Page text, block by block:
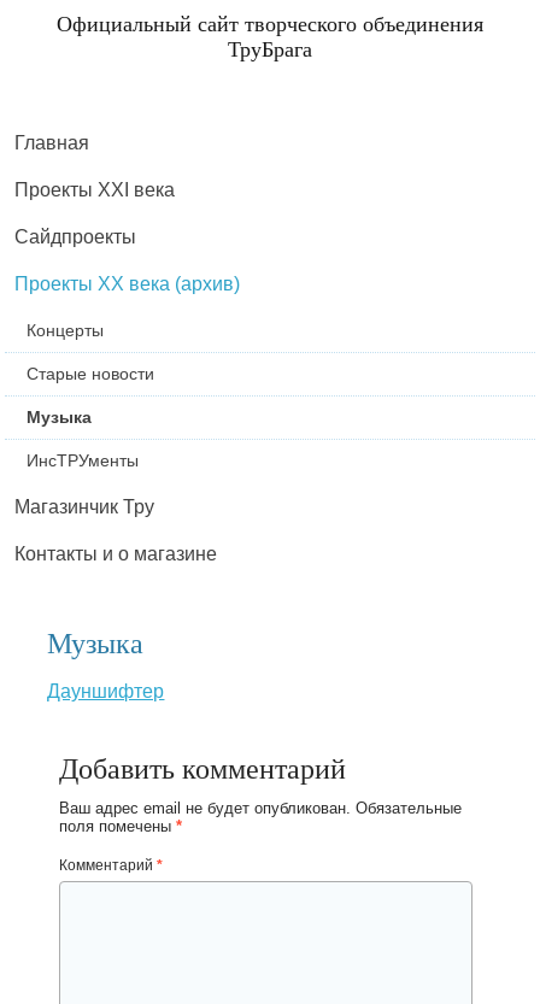
Официальный сайт творческого объединения
ТруБрага
Главная
Проекты XXI века
Сайдпроекты
Проекты XX века (архив)
Концерты
Старые новости
Музыка
ИнсТРУменты
Магазинчик Тру
Контакты и о магазине
Музыка
Дауншифтер
Добавить комментарий
Ваш адрес email не будет опубликован. Обязательные
поля помечены*
Комментарий*